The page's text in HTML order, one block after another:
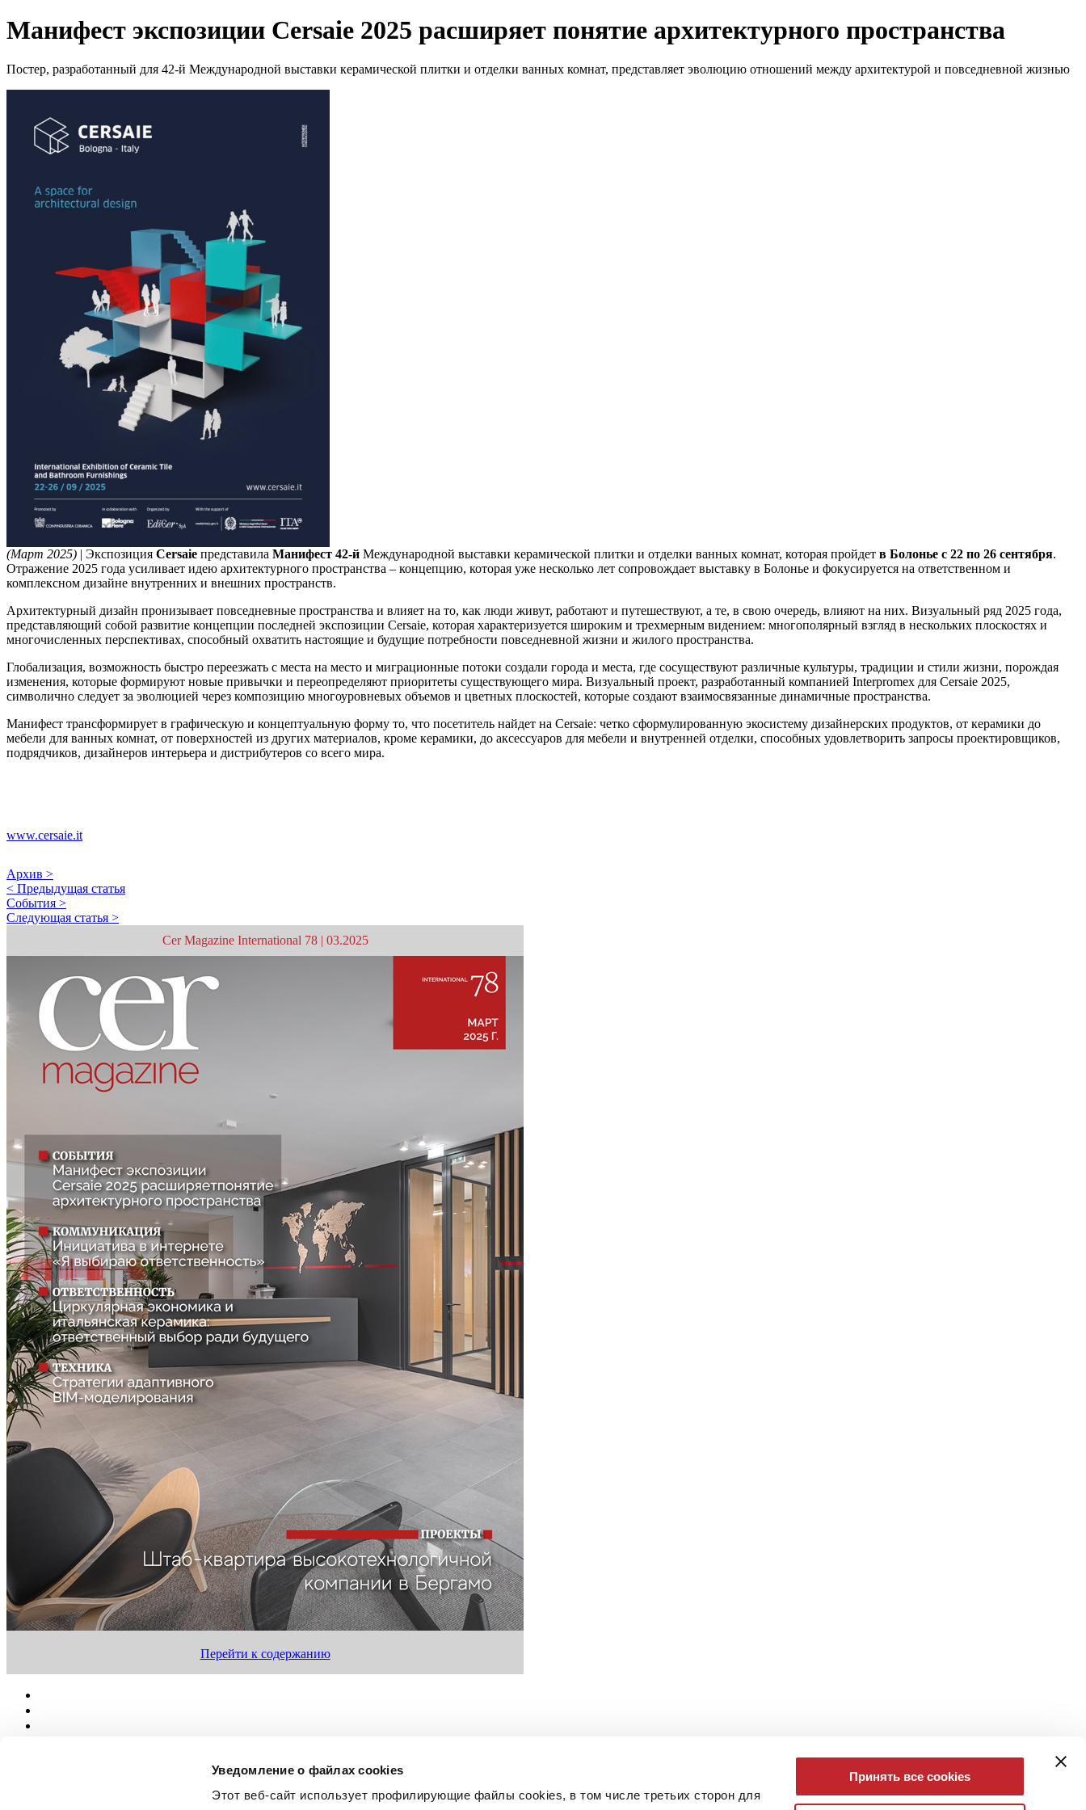
Уведомление о файлах cookies
Этот веб-сайт использует профилирующие файлы cookies, в том числе третьих сторон для
Принять все cookies
Манифест экспозиции Cersaie 2025 расширяет понятие архитектурного пространства
Постер, разработанный для 42-й Международной выставки керамической плитки и отделки ванных комнат, представляет эволюцию отношений между архитектурой и повседневной жизнью
(Март 2025) | Экспозиция Cersaie представила Манифест 42-й Международной выставки керамической плитки и отделки ванных комнат, которая пройдет в Болонье с 22 по 26 сентября.
Отражение 2025 года усиливает идею архитектурного пространства – концепцию, которая уже несколько лет сопровождает выставку в Болонье и фокусируется на ответственном и
комплексном дизайне внутренних и внешних пространств.
Архитектурный дизайн пронизывает повседневные пространства и влияет на то, как люди живут, работают и путешествуют, а те, в свою очередь, влияют на них. Визуальный ряд 2025 года,
представляющий собой развитие концепции последней экспозиции Cersaie, которая характеризуется широким и трехмерным видением: многополярный взгляд в нескольких плоскостях и
многочисленных перспективах, способный охватить настоящие и будущие потребности повседневной жизни и жилого пространства.
Глобализация, возможность быстро переезжать с места на место и миграционные потоки создали города и места, где сосуществуют различные культуры, традиции и стили жизни, порождая
изменения, которые формируют новые привычки и переопределяют приоритеты существующего мира. Визуальный проект, разработанный компанией Interpromex для Cersaie 2025,
символично следует за эволюцией через композицию многоуровневых объемов и цветных плоскостей, которые создают взаимосвязанные динамичные пространства.
Манифест трансформирует в графическую и концептуальную форму то, что посетитель найдет на Cersaie: четко сформулированную экосистему дизайнерских продуктов, от керамики до
мебели для ванных комнат, от поверхностей из других материалов, кроме керамики, до аксессуаров для мебели и внутренней отделки, способных удовлетворить запросы проектировщиков,
подрядчиков, дизайнеров интерьера и дистрибутеров со всего мира.
www.cersaie.it
Архив >
< Предыдущая статья
События >
Следующая статья >
Cer Magazine International 78 | 03.2025
Перейти к содержанию